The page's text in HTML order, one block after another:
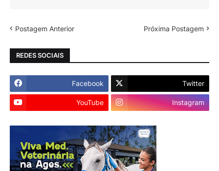
Postagem Anterior Próxima Postagem
REDES SOCIAIS
Facebook Twitter
YouTube Instagram